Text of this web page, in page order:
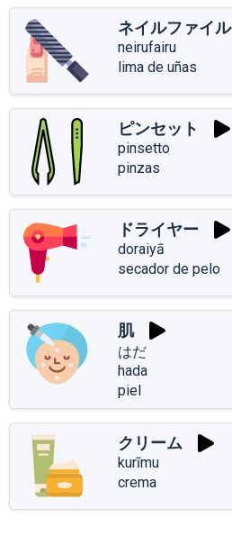
ネイルファイル
neirufairu
lima de uñas
ピンセット
pinsetto
pinzas
ドライヤー
doraiyā
secador de pelo
肌
はだ
hada
piel
クリーム
kurīmu
crema